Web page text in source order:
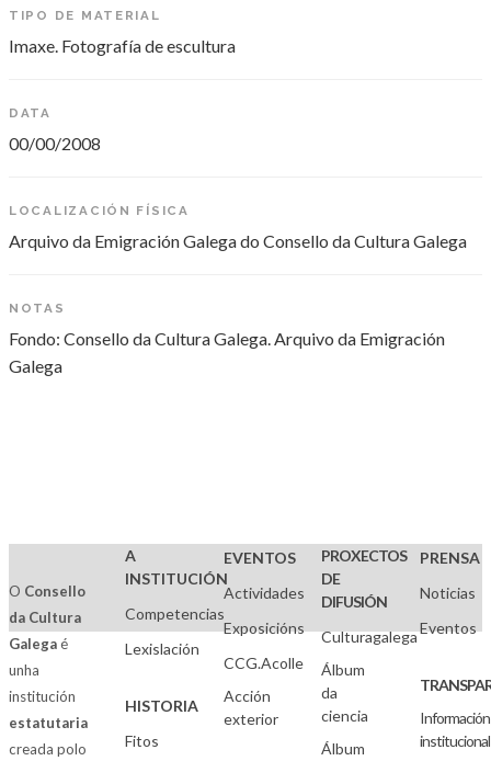
TIPO DE MATERIAL
Imaxe. Fotografía de escultura
DATA
00/00/2008
LOCALIZACIÓN FÍSICA
Arquivo da Emigración Galega do Consello da Cultura Galega
NOTAS
Fondo: Consello da Cultura Galega. Arquivo da Emigración
Galega
O Consello
da Cultura
Galegaé
unha
institución
estatutaria
creada polo
A
INSTITUCIÓN
Competencias
Lexislación
HISTORIA
Fitos
EVENTOS
Actividades
Exposicións
CCG.Acolle
Acción
exterior
PROXECTOS
DE
DIFUSIÓN
Culturagalega
Álbum
da
ciencia
Álbum
PRENSA
Noticias
Eventos
Información
institucional